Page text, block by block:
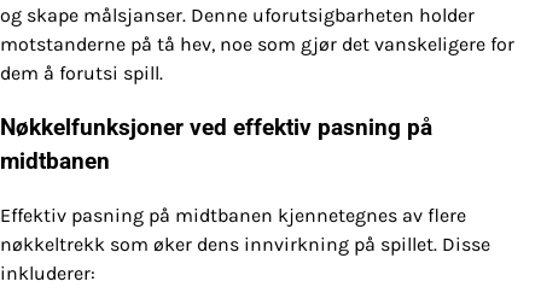
og skape målsjanser. Denne uforutsigbarheten holder
motstanderne på tå hev, noe som gjør det vanskeligere for
dem å forutsi spill.
Nøkkelfunksjoner ved effektiv pasning på
midtbanen
Effektiv pasning på midtbanen kjennetegnes av flere
nøkkeltrekk som øker dens innvirkning på spillet. Disse
inkluderer: